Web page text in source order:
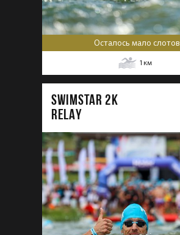
Осталось мало слотов
1 км
SWIMSTAR 2K
RELAY